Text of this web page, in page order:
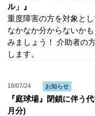
ル」』
重度障害の方を対象と
なかなか分からないか
みましょう！ 介助者の
します。
18/07/24 お知らせ
『庭球場』閉鎖に伴う
月分)